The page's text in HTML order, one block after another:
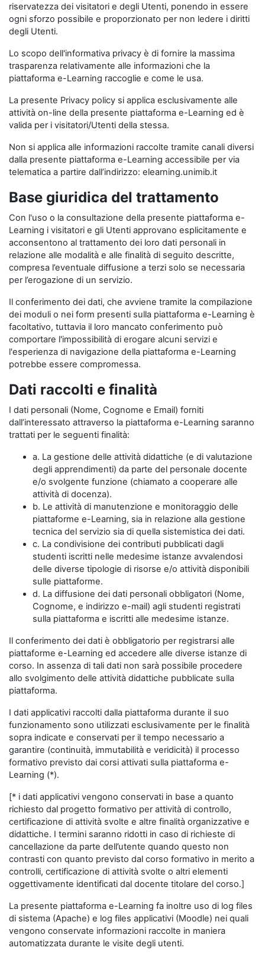
riservatezza dei visitatori e degli Utenti, ponendo in essere
ogni sforzo possibile e proporzionato per non ledere i diritti
degli Utenti.
Lo scopo dell'informativa privacy è di fornire la massima
trasparenza relativamente alle informazioni che la
piattaforma e-Learning raccoglie e come le usa.
La presente Privacy policy si applica esclusivamente alle
attività on-line della presente piattaforma e-Learning ed è
valida per i visitatori/Utenti della stessa.
Non si applica alle informazioni raccolte tramite canali diversi
dalla presente piattaforma e-Learning accessibile per via
telematica a partire dall’indirizzo: elearning.unimib.it
Base giuridica del trattamento
Con l'uso o la consultazione della presente piattaforma e-
Learning i visitatori e gli Utenti approvano esplicitamente e
acconsentono al trattamento dei loro dati personali in
relazione alle modalità e alle finalità di seguito descritte,
compresa l’eventuale diffusione a terzi solo se necessaria
per l’erogazione di un servizio.
Il conferimento dei dati, che avviene tramite la compilazione
dei moduli o nei form presenti sulla piattaforma e-Learning è
facoltativo, tuttavia il loro mancato conferimento può
comportare l'impossibilità di erogare alcuni servizi e
l'esperienza di navigazione della piattaforma e-Learning
potrebbe essere compromessa.
Dati raccolti e finalità
I dati personali (Nome, Cognome e Email) forniti
dall’interessato attraverso la piattaforma e-Learning saranno
trattati per le seguenti finalità:
a. La gestione delle attività didattiche (e di valutazione
degli apprendimenti) da parte del personale docente
e/o svolgente funzione (chiamato a cooperare alle
attività di docenza).
b. Le attività di manutenzione e monitoraggio delle
piattaforme e-Learning, sia in relazione alla gestione
tecnica del servizio sia di quella sistemistica dei dati.
c. La condivisione dei contributi pubblicati dagli
studenti iscritti nelle medesime istanze avvalendosi
delle diverse tipologie di risorse e/o attività disponibili
sulle piattaforme.
d. La diffusione dei dati personali obbligatori (Nome,
Cognome, e indirizzo e-mail) agli studenti registrati
sulla piattaforma e iscritti alle medesime istanze.
Il conferimento dei dati è obbligatorio per registrarsi alle
piattaforme e-Learning ed accedere alle diverse istanze di
corso. In assenza di tali dati non sarà possibile procedere
allo svolgimento delle attività didattiche pubblicate sulla
piattaforma.
I dati applicativi raccolti dalla piattaforma durante il suo
funzionamento sono utilizzati esclusivamente per le finalità
sopra indicate e conservati per il tempo necessario a
garantire (continuità, immutabilità e veridicità) il processo
formativo previsto dai corsi attivati sulla piattaforma e-
Learning (*).
[* i dati applicativi vengono conservati in base a quanto
richiesto dal progetto formativo per attività di controllo,
certificazione di attività svolte e altre finalità organizzative e
didattiche. I termini saranno ridotti in caso di richieste di
cancellazione da parte dell’utente quando questo non
contrasti con quanto previsto dal corso formativo in merito a
controlli, certificazione di attività svolte o altri elementi
oggettivamente identificati dal docente titolare del corso.]
La presente piattaforma e-Learning fa inoltre uso di log files
di sistema (Apache) e log files applicativi (Moodle) nei quali
vengono conservate informazioni raccolte in maniera
automatizzata durante le visite degli utenti.